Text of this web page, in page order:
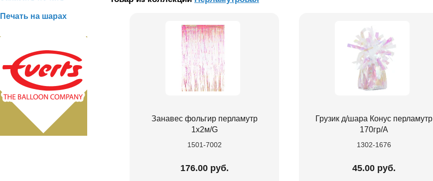
Печать на шарах
Занавес фольгир перламутр
1х2м/G
1501-7002
176.00 руб.
Грузик д/шара Конус перламутр
170гр/A
1302-1676
45.00 руб.